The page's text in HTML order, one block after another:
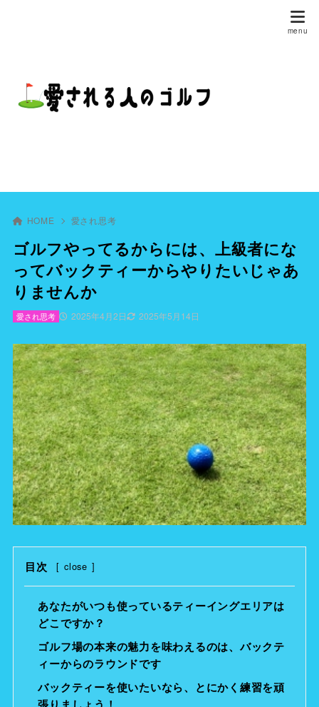
HOME 愛され思考
ゴルフやってるからには、上級者にな
ってバックティーからやりたいじゃあ
りませんか
2025年4月2日 2025年5月14日
愛され思考
目次 [ close ]
あなたがいつも使っているティーイングエリアは
どこですか？
ゴルフ場の本来の魅力を味わえるのは、バックテ
ィーからのラウンドです
バックティーを使いたいなら、とにかく練習を頑